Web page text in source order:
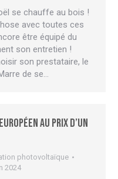
se chauffe au bois !
avec toutes ces
être équipé du
son entretien !
son prestataire, le
de se…
au prix d’un
photovoltaïque
2024